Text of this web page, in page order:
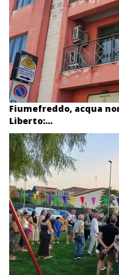
Fiumefreddo, acqua
Liberto:...